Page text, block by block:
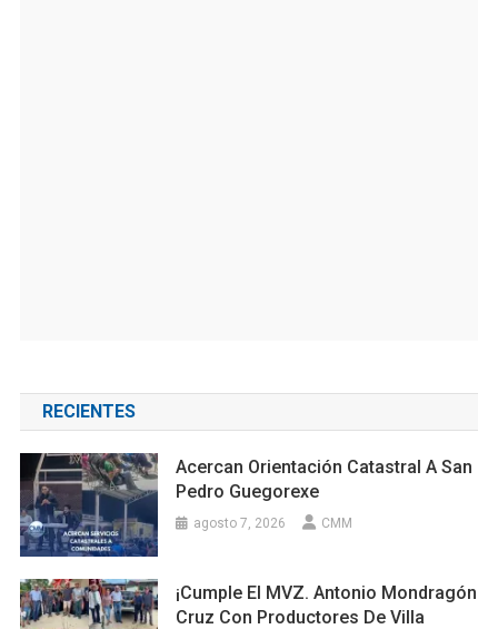
RECIENTES
Acercan Orientación Catastral A San
Pedro Guegorexe
agosto 7, 2026 CMM
¡Cumple El MVZ. Antonio Mondragón
Cruz Con Productores De Villa